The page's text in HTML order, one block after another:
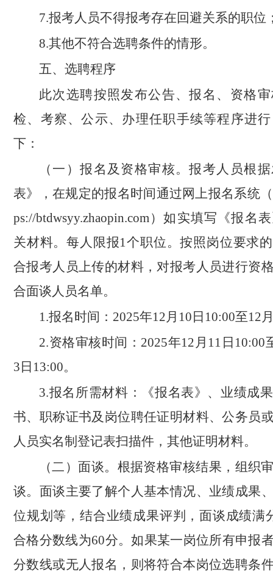
7.报考人员不得报考存在回避关系的职位
8.其他不符合选聘条件的情形。
五、选聘程序
此次选聘按照发布公告、报名、资格
检、考察、公示、办理任职手续等程序进
下：
（一）报名及资格审核。报考人员根
表》，在规定的报名时间通过网上报名系统
ps://btdwsyy.zhaopin.com）如实填写《报名
关材料。每人限报1个职位。按照岗位要求
合报考人员上传的材料，对报考人员进行资
合面谈人员名单。
1.报名时间：2025年12月10日10:00至12
2.资格审核时间：2025年12月11日10:00
3日13:00。
3.报名所需材料：《报名表》、业绩成
书、职称证书及岗位聘任证明材料、公务员
人员实名制登记表扫描件，其他证明材料。
（二）面谈。根据资格审核结果，组织
谈。面谈主要了解个人基本情况、业绩成果
位规划等，结合业绩成果评判，面谈成绩满
合格分数线为60分。如果某一岗位所有申报
分数线或无人报名，则将符合本岗位选聘条